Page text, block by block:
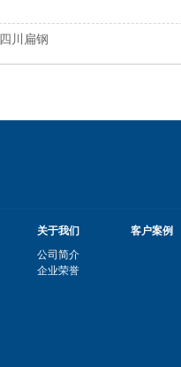
四川扁钢
关于我们
公司简介
企业荣誉
客户案例